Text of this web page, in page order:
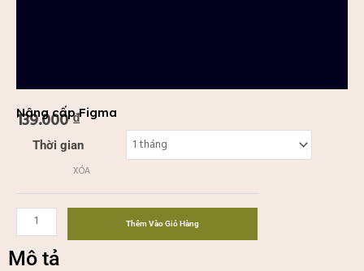
Nâng cấp Figma
139.000₫
Thời gian
XÓA
Nâng
lượng
Thêm Vào Giỏ Hàng
Mô tả